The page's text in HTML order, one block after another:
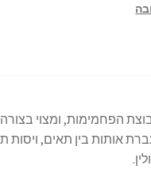
הפחמימות, ומצוי
אותות בין תאים,